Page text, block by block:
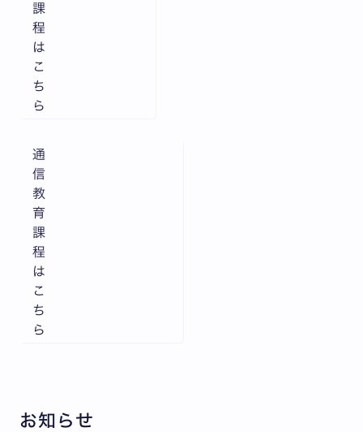
課
程
は
こ
ち
ら
通
信
教
育
課
程
は
こ
ち
ら
お知らせ